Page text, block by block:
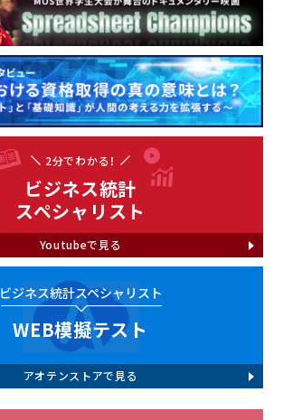
2分でわかる！
ビジネス統計
スペシャリスト
Youtubeで見る
ビジネス統計スペシャリスト
WEB模擬テスト
アオテンストアで見る